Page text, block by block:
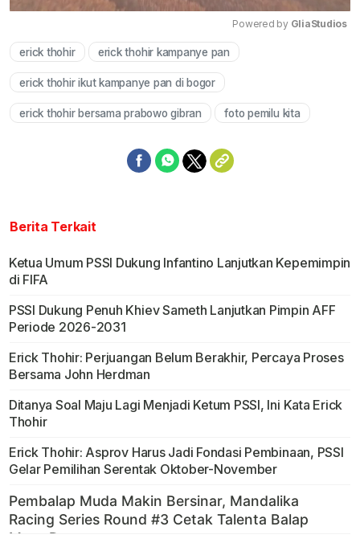
Powered by GliaStudios
erick thohir erick thohir kampanye pan
erick thohir ikut kampanye pan di bogor
erick thohir bersama prabowo gibran foto pemilu kita
Berita Terkait
Ketua Umum PSSI Dukung Infantino Lanjutkan Kepemimpin
di FIFA
PSSI Dukung Penuh Khiev Sameth Lanjutkan Pimpin AFF
Periode 2026-2031
Erick Thohir: Perjuangan Belum Berakhir, Percaya Proses
Bersama John Herdman
Ditanya Soal Maju Lagi Menjadi Ketum PSSI, Ini Kata Erick
Thohir
Erick Thohir: Asprov Harus Jadi Fondasi Pembinaan, PSSI
Gelar Pemilihan Serentak Oktober-November